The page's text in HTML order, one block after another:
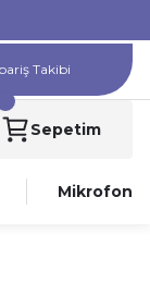
Takibi
Sepetim
Mikrofon